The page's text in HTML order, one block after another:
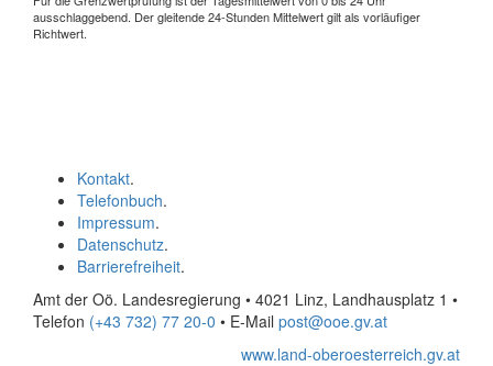
ausschlaggebend. Der gleitende 24-Stunden Mittelwert gilt als vorläufiger
Richtwert.
Kontakt.
Telefonbuch.
Impressum.
Datenschutz.
Barrierefreiheit.
Amt der Oö. Landesregierung • 4021 Linz, Landhausplatz 1 •
Telefon (+43 732) 77 20-0 • E-Mail post@ooe.gv.at
www.land-oberoesterreich.gv.at